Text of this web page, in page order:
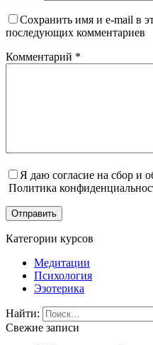
Сохранить имя и e-mail в
последующих комментариев
Комментарий *
Я даю согласие на сбор и
Политика
Отправить
Категории курсов
Медитации
Психология
Эзотерика
Найти:
Свежие записи